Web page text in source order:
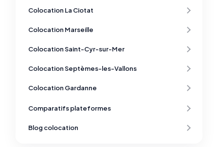
Colocation La Ciotat
Colocation Marseille
Colocation Saint-Cyr-sur-Mer
Colocation Septèmes-les-Vallons
Colocation Gardanne
Comparatifs plateformes
Blog colocation